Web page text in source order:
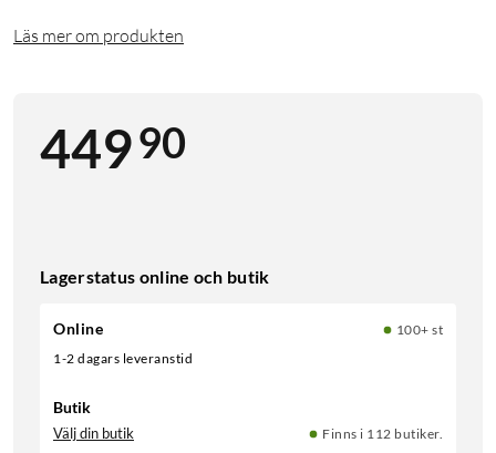
Läs mer om produkten
44990
Lagerstatus online och butik
Online
100+ st
1-2 dagars leveranstid
Butik
Välj din butik Finns i 112 butiker.